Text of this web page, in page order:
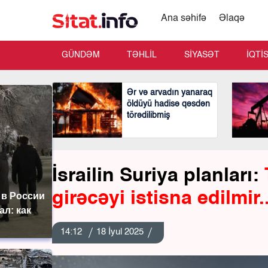
России
как
Ana səhifə Əlaqə
GÜNDƏM TƏHLİL SİYASƏT
Ər və arvadın yanaraq
öldüyü hadisə qəsdən
törədilibmiş
İsrailin Suriya planları:
girəcəyi istisna
14:12 18 İyul 2025